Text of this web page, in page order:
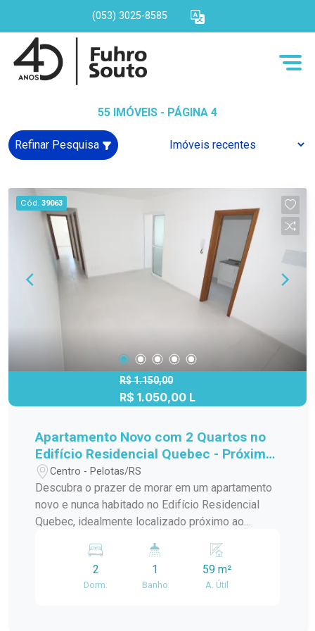
(053) 3025-8585
55 IMÓVEIS - PÁGINA 4
Refinar Pesquisa
Cód. 39063
R$ 1.150,00
R$ 1.050,00 L
Apartamento Novo com 2 Quartos no
Edifício Residencial Quebec - Próximo
ao Campus UFPel Porto
Centro - Pelotas/RS
Descubra o prazer de morar em um apartamento
novo e nunca habitado no Edifício Residencial
Quebec, idealmente localizado próximo ao
quem busca um lar moderno e confortável, com
todas as facilidades de um condomínio recém-
construído. Detalhes do Apartamento: - Dois
2
Dorm.
1
Banho
59 m²
A. Útil